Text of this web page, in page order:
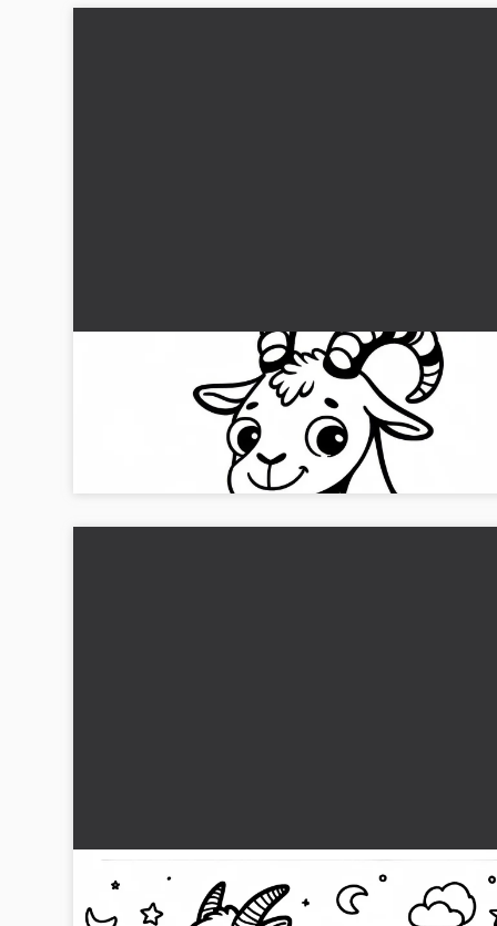
En ged kigger over hegnet: Enkel
farvelægningsbillede (Gratis)
Få fat i denne vidunderlige malebogstegning af en ged over
hegnet. Download gratis og mal online!...
Ged牛 står på en træstamme: Enkel maleblæk
(Gratis)